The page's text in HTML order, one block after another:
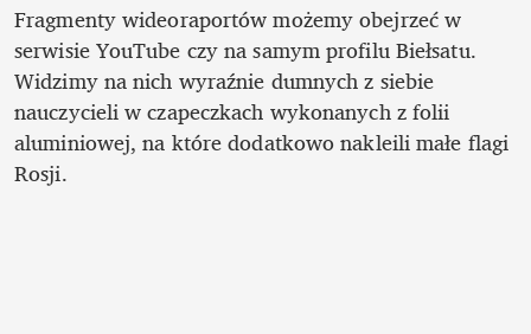
Fragmenty wideoraportów możemy obejrzeć w
serwisie YouTube czy na samym profilu Biełsatu.
Widzimy na nich wyraźnie dumnych z siebie
nauczycieli w czapeczkach wykonanych z folii
aluminiowej, na które dodatkowo nakleili małe flagi
Rosji.